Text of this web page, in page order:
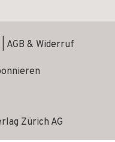
Zürich AG
AGB & Widerruf